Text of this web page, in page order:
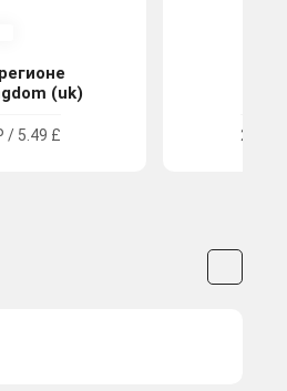
(uk)
/ 5.49 £